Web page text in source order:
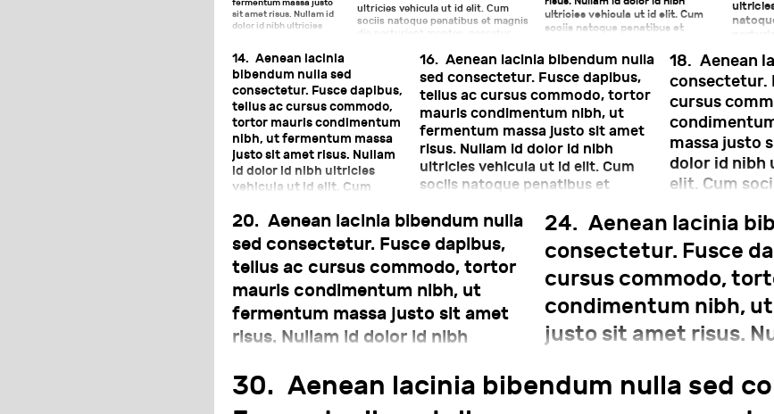
fermentum massa justo
sit amet risus. Nullam id
dolor id nibh ultricies
et magnis dis parturient
montes, nascetur
ridiculus mus. Nulla vitae
elit libero, a pharetra
augue.
ultricies vehicula ut id elit. Cum
sociis natoque penatibus et magnis
dis parturient montes, nascetur
a pharetra augue.
ultricies vehicula ut id elit. Cum
sociis natoque penatibus et
nascetur ridiculus mus. Nulla vitae
elit libero, a pharetra augue.
14. Aenean lacinia
bibendum nulla sed
consectetur. Fusce dapibus,
tellus ac cursus commodo,
tortor mauris condimentum
nibh, ut fermentum massa
justo sit amet risus. Nullam
id dolor id nibh ultricies
vehicula ut id elit. Cum
magnis dis parturient
montes, nascetur ridiculus
mus. Nulla vitae elit libero, a
pharetra augue.
16. Aenean lacinia bibendum nulla
sed consectetur. Fusce dapibus,
tellus ac cursus commodo, tortor
mauris condimentum nibh, ut
fermentum massa justo sit amet
risus. Nullam id dolor id nibh
ultricies vehicula ut id elit. Cum
sociis natoque penatibus et
nascetur ridiculus mus. Nulla vitae
elit libero, a pharetra augue.
18. Aenean
consectetur.
cursus
massa justo
dolor id nibh
elit. Cum
nascetur
libero, a
20. Aenean lacinia bibendum nulla
sed consectetur. Fusce dapibus,
tellus ac cursus commodo, tortor
mauris condimentum nibh, ut
fermentum massa justo sit amet
risus. Nullam id dolor id nibh
sociis natoque penatibus et magnis
dis parturient montes, nascetur
24. Aenean lacinia
consectetur. Fusce
cursus commodo,
condimentum nibh,
justo sit amet risus.
sociis natoque
30. Aenean lacinia bibendum nulla sed